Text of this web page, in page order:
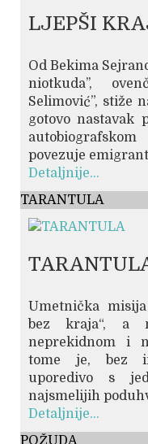
LJEPŠI
Od Bekima
niotkuda’’,
Selimović”, stiže
gotovo nastavak
povezuje
Detaljnije...
TARANTULA
Umetnička
bez kraja“, a
neprekidnom i
tome je, bez
uporedivo s
najsmelijih
Detaljnije...
POŽUDA